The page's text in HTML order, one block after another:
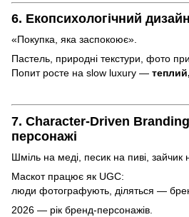
6. Екопсихологічний
«Покупка, яка заспокоює».
Пастель, природні текстури, фото
Попит росте на slow luxury —
7. Character-Driven
персонажі
Шміль на меді, песик на пиві, зайчик
Маскот працює як UGC:
люди фотографують, діляться —
2026 — рік бренд-персонажів.